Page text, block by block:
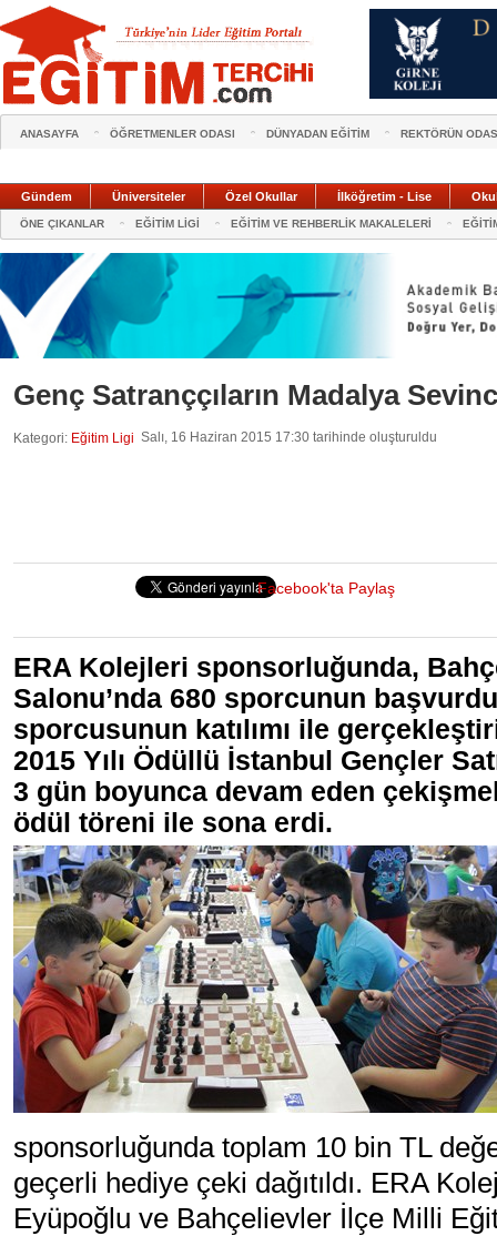
ANASAYFA ÖĞRETMENLER ODASI DÜNYADAN EĞİTİM REKTÖRÜN
Gündem Üniversiteler Özel Okullar İlköğretim - Lise
ÖNE ÇIKANLAR EĞİTİM LİGİ EĞİTİM VE REHBERLİK MAKALELERİ
Genç Satranççıların Madalya
Kategori: Eğitim Ligi Salı, 16 Haziran 2015 17:30 tarihinde oluşturuldu
Facebook'ta Paylaş
ERA Kolejleri sponsorluğunda,
Salonu’nda 680 sporcunun
sporcusunun katılımı ile
2015 Yılı Ödüllü İstanbul Gençler
3 gün boyunca devam eden
ödül töreni ile sona erdi.
sponsorluğunda toplam 10 bin TL
geçerli hediye çeki dağıtıldı. ERA
Eyüpoğlu ve Bahçelievler İlçe Milli